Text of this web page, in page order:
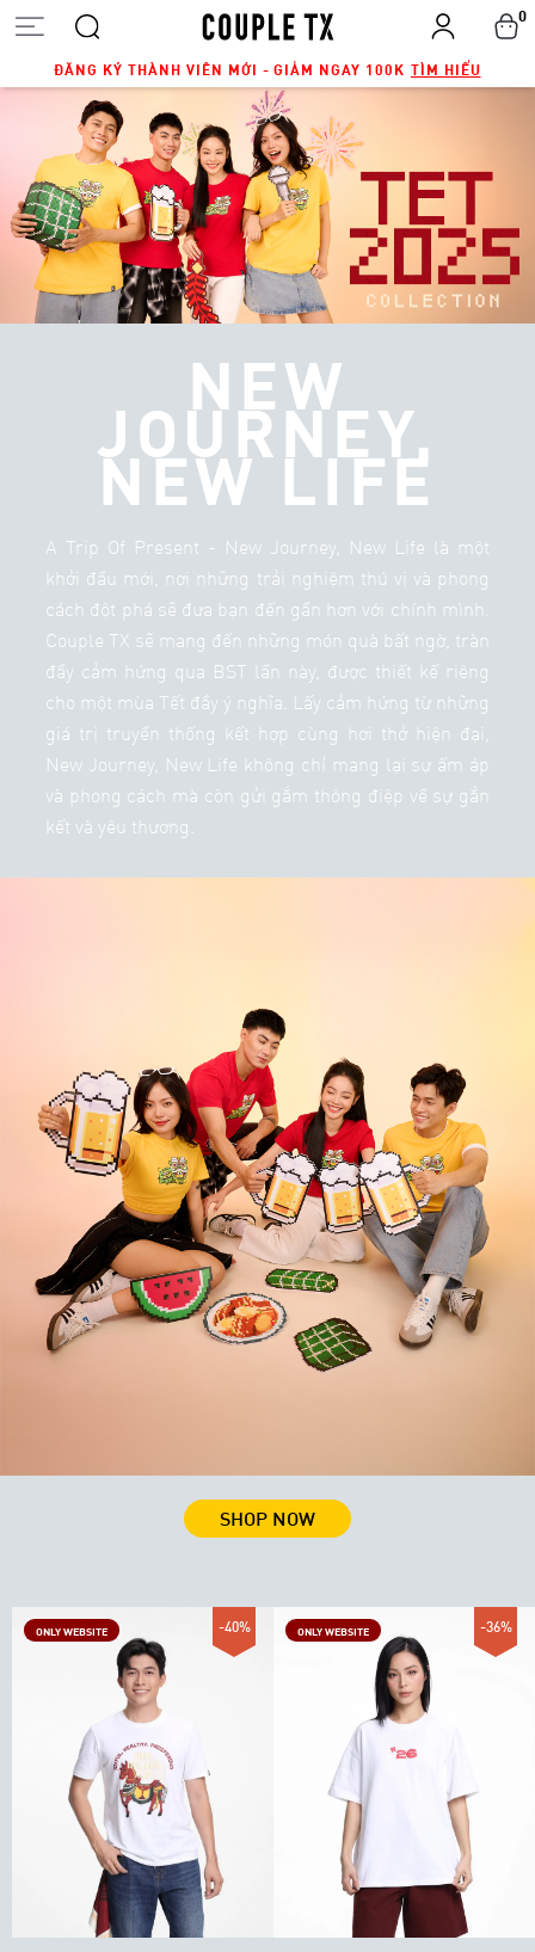
ĐĂNG KÝ THÀNH VIÊN MỚI - GIẢM NGAY 100K TÌM HIỂU
0
NEW
JOURNEY,
NEW LIFE
A Trip Of Present - New Journey, New Life là một
khởi đầu mới, nơi những trải nghiệm thú vị và phong
cách đột phá sẽ đưa bạn đến gần hơn với chính mình.
Couple TX sẽ mang đến những món quà bất ngờ, tràn
đầy cảm hứng qua BST lần này, được thiết kế riêng
cho một mùa Tết đầy ý nghĩa. Lấy cảm hứng từ những
giá trị truyền thống kết hợp cùng hơi thở hiện đại,
New Journey, New Life không chỉ mang lại sự ấm áp
và phong cách mà còn gửi gắm thông điệp về sự gắn
kết và yêu thương.
SHOP NOW
ONLY WEBSITE -40% ONLY WEBSITE -36%